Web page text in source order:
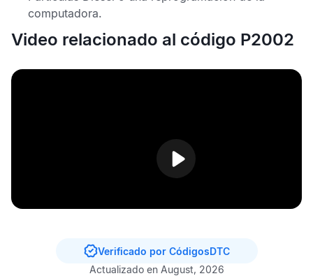
computadora.
Video relacionado al código P2002
Verificado por CódigosDTC
Actualizado en August, 2026